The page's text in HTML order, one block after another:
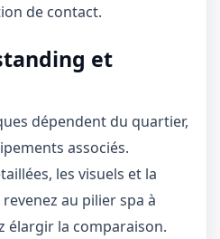
de contact.
et
dépendent du quartier,
associés.
les visuels et la
au pilier spa à
élargir la comparaison.